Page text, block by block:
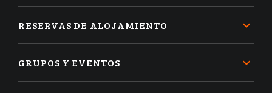
RESERVAS DE ALOJAMIENTO
GRUPOS Y EVENTOS